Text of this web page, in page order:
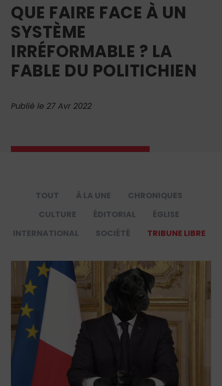
QUE FAIRE FACE À UN
SYSTÈME
IRRÉFORMABLE ? LA
FABLE DU POLITICHIEN
Publié le 27 Avr 2022
TOUT À LA UNE
CHRONIQUES
CULTURE
ÉDITORIAL
ÉGLISE
INTERNATIONAL
SOCIÉTÉ TRIBUNE LIBRE